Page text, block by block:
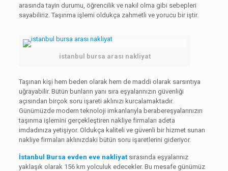
arasında tayin durumu, öğrencilik ve nakil olma gibi sebepleri
sayabiliriz. Taşınma işlemi oldukça zahmetli ve yorucu bir iştir.
istanbul bursa arası nakliyat
Taşınan kişi hem beden olarak hem de maddi olarak sarsıntıya
uğrayabilir. Bütün bunların yanı sıra eşyalarınızın güvenliği
açısından birçok soru işareti aklınızı kurcalamaktadır.
Günümüzde modern teknoloji imkanlarıyla berabereşyalarınızın
taşınma işlemini gerçekleştiren nakliye firmaları adeta
imdadınıza yetişiyor. Oldukça kaliteli ve güvenli bir hizmet sunan
nakliye firmaları aklınızdaki bütün soru işaretlerini gideriyor.
İstanbul Bursa evden eve nakliyat sırasında eşyalarınız
yaklaşık olarak 156 km yolculuk edecekler. Bu mesafe günümüz